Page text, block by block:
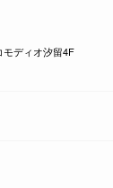
モディオ汐留4F